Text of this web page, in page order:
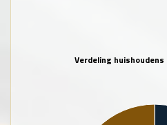
Verdeling huishoudens